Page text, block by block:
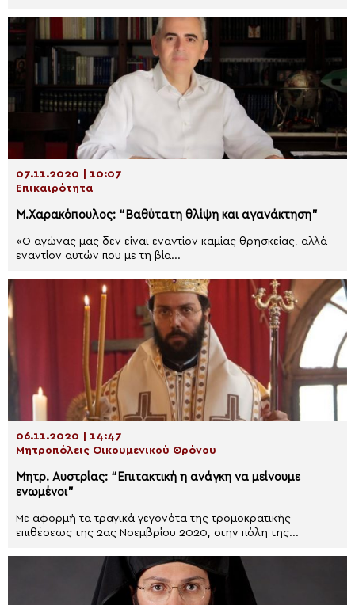
07.11.2020 | 10:07
Επικαιρότητα
Μ.Χαρακόπουλος: “Βαθύτατη θλίψη και αγανάκτηση”
«Ο αγώνας μας δεν είναι εναντίον καμίας θρησκείας, αλλά
εναντίον αυτών που με τη βία...
06.11.2020 | 14:47
Μητροπόλεις Οικουμενικού Θρόνου
Μητρ. Αυστρίας: “Επιτακτική η ανάγκη να μείνουμε
ενωμένοι”
Με αφορμή τα τραγικά γεγονότα της τρομοκρατικής
επιθέσεως της 2ας Νοεμβρίου 2020, στην πόλη της...